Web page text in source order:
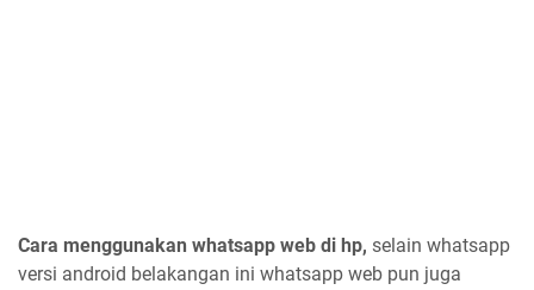
Cara menggunakan whatsapp web di hp, selain whatsapp
versi android belakangan ini whatsapp web pun juga